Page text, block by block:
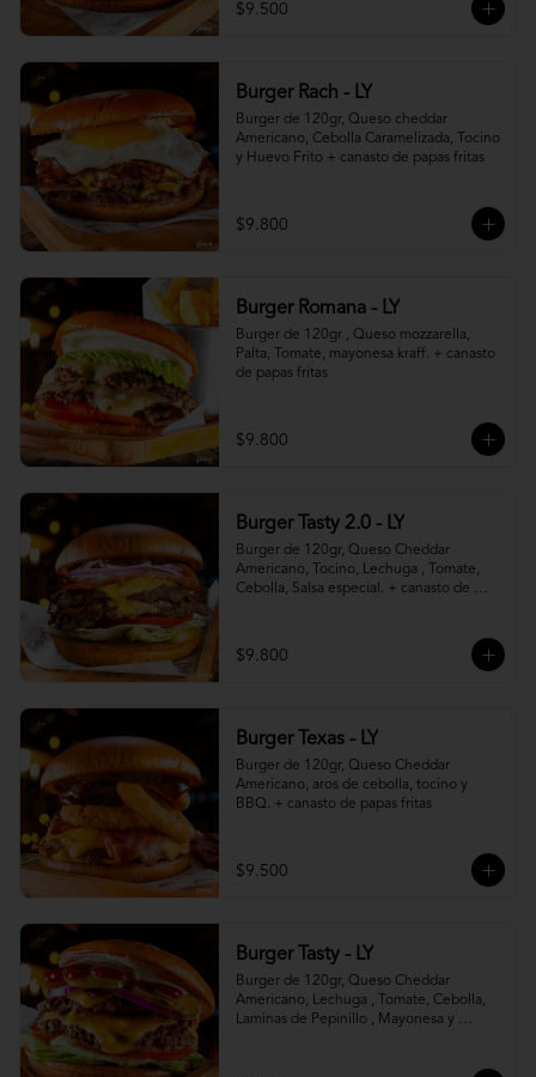
$9.500
Burger Rach - LY
Burger de 120gr, Queso cheddar
Americano, Cebolla Caramelizada, Tocino
y Huevo Frito + canasto de papas fritas
$9.800
Burger Romana - LY
Burger de 120gr , Queso mozzarella,
Palta, Tomate, mayonesa kraff. + canasto
de papas fritas
$9.800
Burger Tasty 2.0 - LY
Burger de 120gr, Queso Cheddar
Americano, Tocino, Lechuga , Tomate,
Cebolla, Salsa especial. + canasto de
$9.800
Burger Texas - LY
Burger de 120gr, Queso Cheddar
Americano, aros de cebolla, tocino y
BBQ. + canasto de papas fritas
$9.500
Burger Tasty - LY
Burger de 120gr, Queso Cheddar
Americano, Lechuga , Tomate, Cebolla,
Laminas de Pepinillo , Mayonesa y